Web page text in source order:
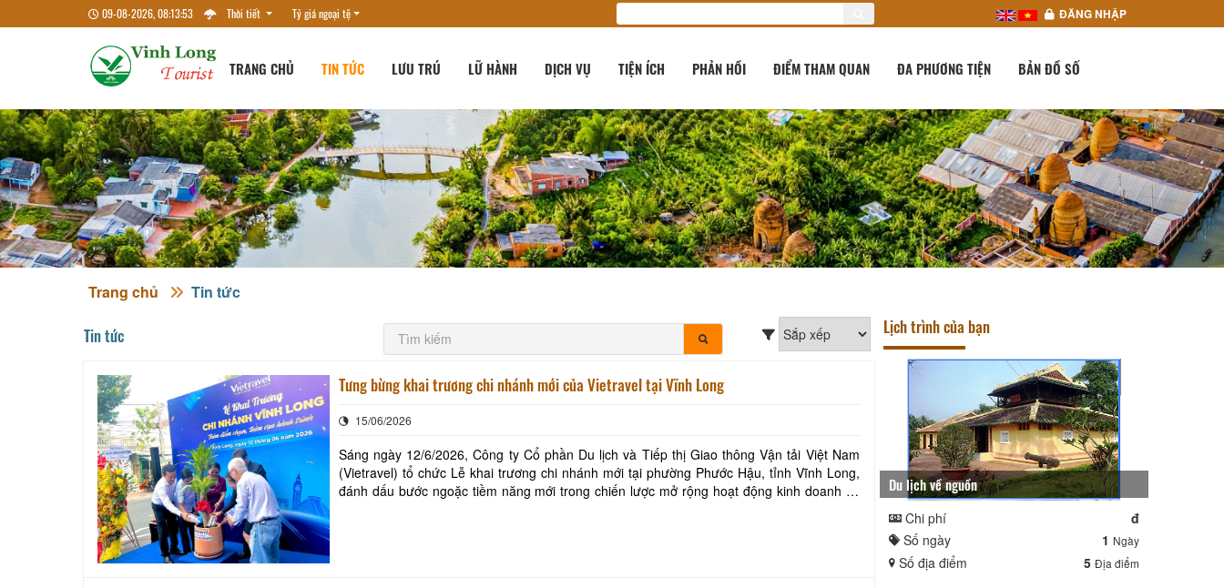
09-08-2026, 08:13:54 Thời tiết Tỷ giá ngoại tệ ĐĂNG NHẬP
TRANG CHỦ TIN TỨC LƯU TRÚ LỮ HÀNH DỊCH VỤ TIỆN ÍCH PHẢN HỒI ĐIỂM THAM QUAN ĐA PHƯƠNG TIỆN BẢN ĐỒ SỐ
Trang chủ Tin tức
Tin tức
Tưng bừng khai trương chi nhánh mới của Vietravel tại Vĩnh Long
15/06/2026
Sáng ngày 12/6/2026, Công ty Cổ phần Du lịch và Tiếp thị Giao thông Vận tải Việt Nam
(Vietravel) tổ chức Lễ khai trương chi nhánh mới tại phường Phước Hậu, tỉnh Vĩnh Long,
đánh dấu bước ngoặc tiềm năng mới trong chiến lược mở rộng hoạt động kinh doanh tại
Lịch trình của bạn
Du lịch về nguồn
Chi phí
đ
Số ngày
1 Ngày
Số địa điểm 5 Địa điểm